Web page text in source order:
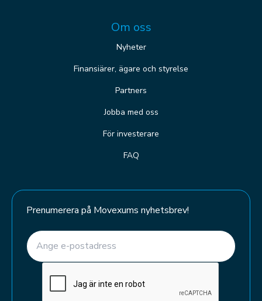
Om oss
Nyheter
Finansiärer, ägare och styrelse
Partners
Jobba med oss
För investerare
FAQ
Prenumerera på Movexums nyhetsbrev!
E-post